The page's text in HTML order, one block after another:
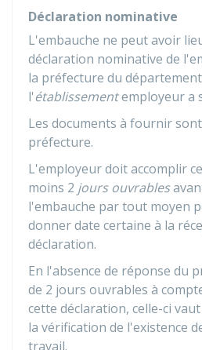
Déclaration nominative
L'embauche ne peut avoir
déclaration nominative de
la préfecture du
l'établissementemployeur a
Les documents à fournir
préfecture.
L'employeur doit accomplir
moins 2 jours ouvrables
l'embauche par tout moyen
donner date certaine à la
déclaration.
En l'absence de réponse du
de 2 jours ouvrables à
cette déclaration, celle-ci
la vérification de l'existence
travail.